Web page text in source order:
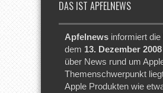
DAS IST APFELNEWS
Apfelnews informiert
dem 13. Dezember 2008
über News rund um
Themenschwerpunkt
Apple Produkten wie